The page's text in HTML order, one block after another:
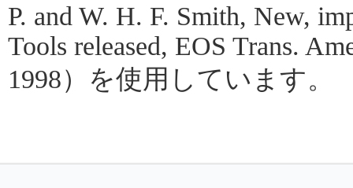
P. and W. H. F. Smith, New,
Tools released, EOS Trans.
1998）を使用しています。